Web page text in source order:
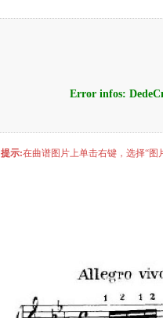
Error infos:
提示:在曲谱图片上单击右键，选择“图